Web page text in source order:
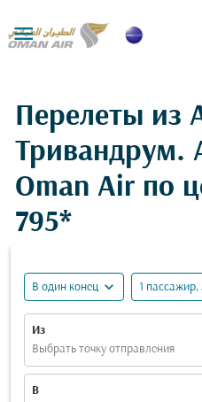

Перелеты из
Тривандрум.
Oman Air по
795*
В один конец expand_more 1
Из
Выбрать точку отправления
В